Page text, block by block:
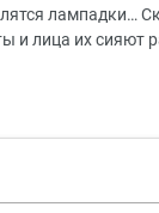
лампадки…
и лица их сияют